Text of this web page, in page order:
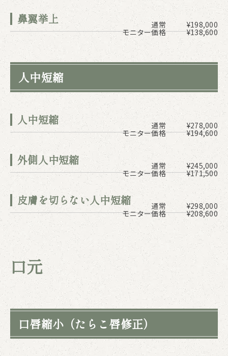
鼻翼挙上
モニター価格 ¥138,600
通常 ¥198,000
人中短縮
人中短縮
モニター価格 ¥194,600
通常 ¥278,000
外側人中短縮
モニター価格 ¥171,500
通常 ¥245,000
皮膚を切らない人中短縮
モニター価格 ¥208,600
通常 ¥298,000
口元
口唇縮小（たらこ唇修正）